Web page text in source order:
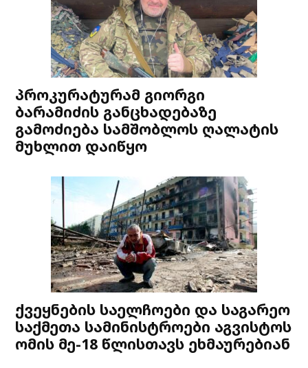
პროკურატურამ გიორგი
ბარამიძის განცხადებაზე
გამოძიება სამშობლოს ღალატის
მუხლით დაიწყო
ქვეყნების საელჩოები და საგარეო
საქმეთა სამინისტროები აგვისტოს
ომის მე-18 წლისთავს ეხმაურებიან